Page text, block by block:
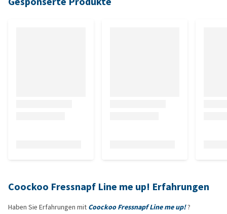
Coockoo Fressnapf Line me up! Erfahrungen
Haben Sie Erfahrungen mit Coockoo Fressnapf Line me up!?